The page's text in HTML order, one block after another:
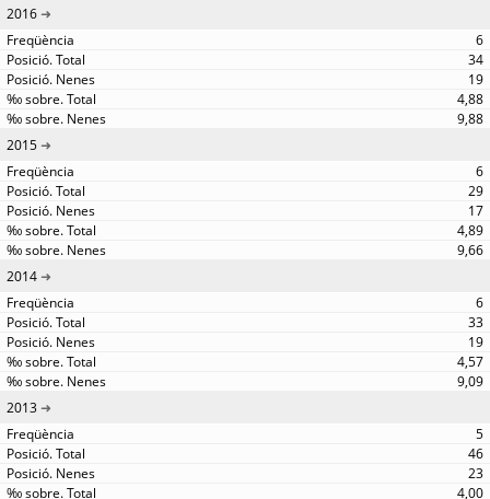
2016
6
34
19
4,88
9,88
2015
6
29
17
4,89
9,66
2014
6
33
19
4,57
9,09
2013
5
46
23
4,00